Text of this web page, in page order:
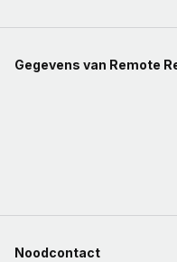
Gegevens van Remote
Noodcontact